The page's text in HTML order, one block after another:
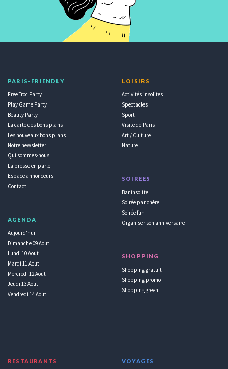
PARIS-FRIENDLY
Free Troc Party
Play Game Party
Beauty Party
La carte des bons plans
Les nouveaux bons plans
Notre newsletter
Qui sommes-nous
La presse en parle
Espace annonceurs
Contact
AGENDA
Aujourd'hui
Dimanche 09 Aout
Lundi 10 Aout
Mardi 11 Aout
Mercredi 12 Aout
Jeudi 13 Aout
Vendredi 14 Aout
LOISIRS
Activités insolites
Spectacles
Sport
Visite de Paris
Art / Culture
Nature
SOIRÉES
Bar insolite
Soirée par chère
Soirée fun
Organiser son anniversaire
SHOPPING
Shopping gratuit
Shopping promo
Shopping green
RESTAURANTS VOYAGES